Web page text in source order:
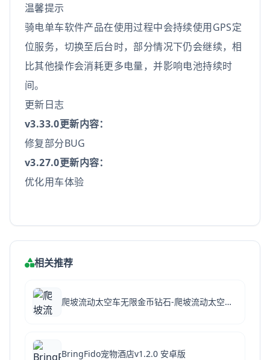
温馨提示
骑电单车软件产品在使用过程中会持续使用GPS定
位服务，切换至后台时，部分情况下仍会继续，相
比其他操作会消耗更多电量，并影响电池持续时
间。
更新日志
v3.33.0更新内容：
修复部分BUG
v3.27.0更新内容：
优化用车体验
相关推荐
爬坡流动太空车无限金币钻石-爬坡流动太空车最新破解版下载v1.41.7.141087无限金币破解版
BringFido宠物酒店v1.2.0 安卓版